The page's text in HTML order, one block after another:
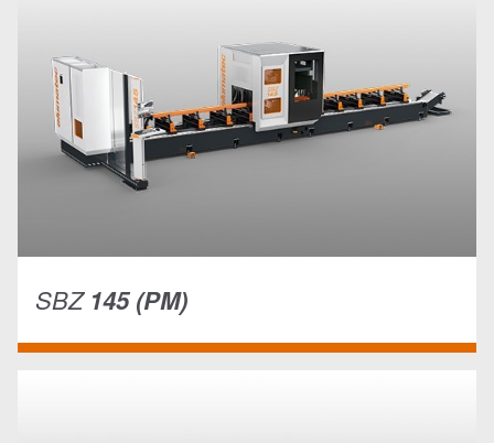
SBZ 145 (PM)